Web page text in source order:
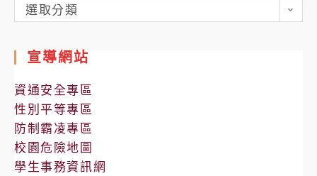
各
處
公
告
選取分類
宣導網站
資通安全專區
性別平等專區
防制霸凌專區
校園危險地圖
學生事務資訊網